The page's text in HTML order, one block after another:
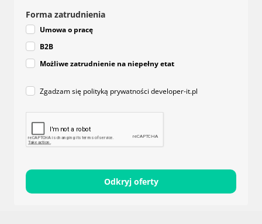
Forma zatrudnienia
Umowa o pracę
B2B
Możliwe zatrudnienie na niepełny etat
Zgadzam się polityką prywatności developer-it.pl
Odkryj oferty